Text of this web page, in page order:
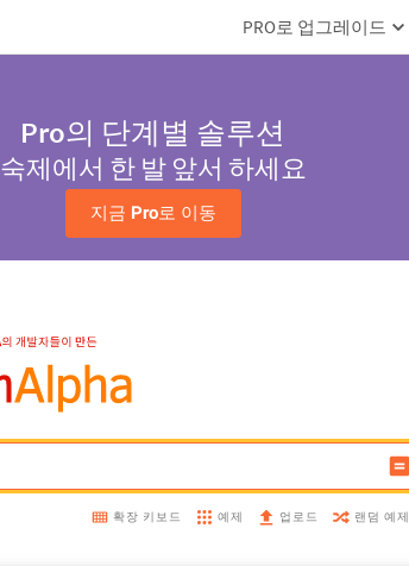
PRO로 업그레이드
Pro의 단계별 솔루션
숙제에서 한 발 앞서 하세요
지금 Pro로 이동
확장 키보드 예제 업로드 랜덤 예제